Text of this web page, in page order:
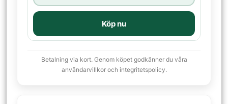
Köp nu
Betalning via kort. Genom köpet godkänner du våra
användarvillkor och integritetspolicy.